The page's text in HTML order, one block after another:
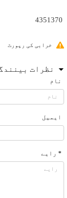
4351370
خرابی کی رپورٹ
نظرات
نام
ایمیل
* رایے